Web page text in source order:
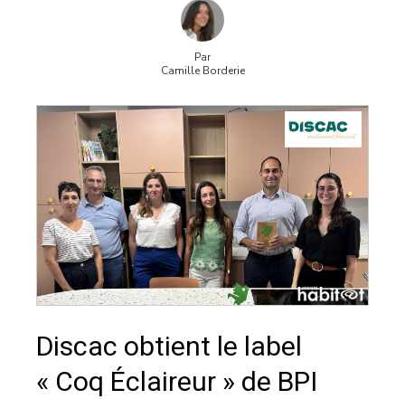
Par
Camille Borderie
Discac obtient le label
« Coq Éclaireur » de BPI